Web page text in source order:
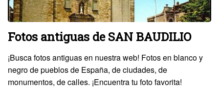
Fotos antiguas de SAN BAUDILIO
¡Busca fotos antiguas en nuestra web! Fotos en blanco y
negro de pueblos de España, de ciudades, de
monumentos, de calles. ¡Encuentra tu foto favorita!